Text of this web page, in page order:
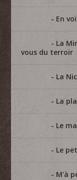
En
La
vous du terroir
La
La
Le
Le
M'à